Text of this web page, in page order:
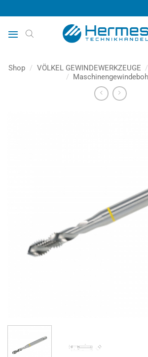
Inhalt
springen
Shop / VÖLKEL GEWINDEWERKZEUGE /
/